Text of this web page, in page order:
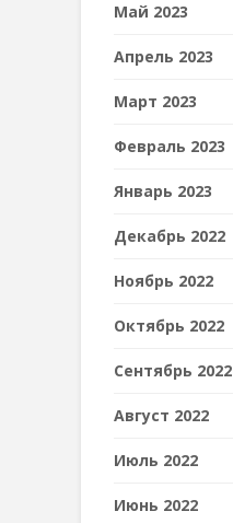
Май 2023
Апрель 2023
Март 2023
Февраль 2023
Январь 2023
Декабрь 2022
Ноябрь 2022
Октябрь 2022
Сентябрь 2022
Август 2022
Июль 2022
Июнь 2022